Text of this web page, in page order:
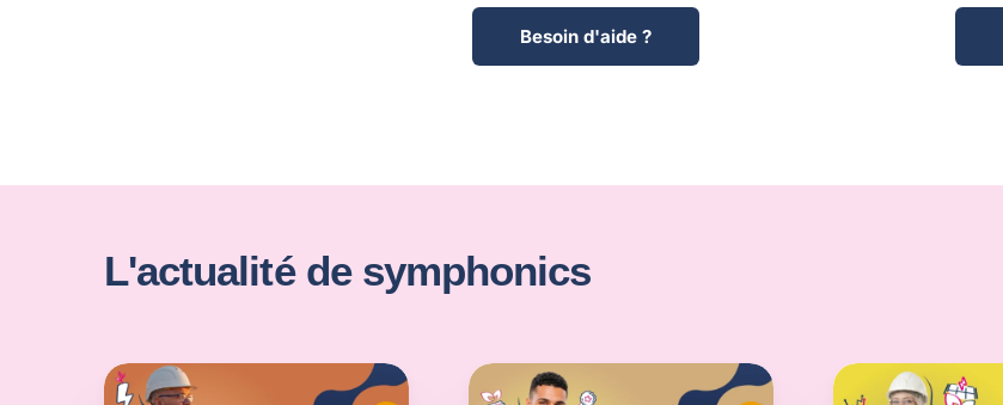
Besoin d'aide ?
L'actualité de symphonics